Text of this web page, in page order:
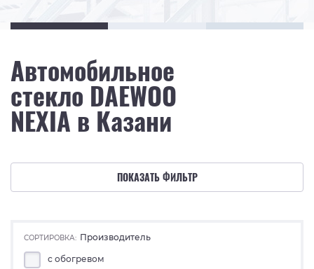
Автомобильное
стекло DAEWOO
NEXIA в Казани
ПОКАЗАТЬ ФИЛЬТР
СОРТИРОВКА: Производитель
с обогревом